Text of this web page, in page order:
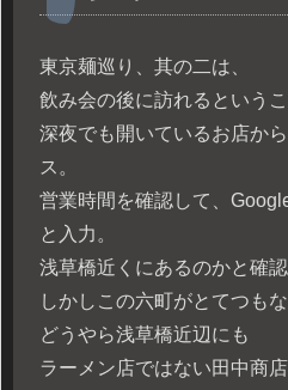
東京麺巡り、其の二は、
飲み会の後に訪れるというこ
深夜でも開いているお店か
ス。
営業時間を確認して、
と入力。
浅草橋近くにあるのかと確
しかしこの六町がとてつも
どうやら浅草橋近辺にも
ラーメン店ではない田中商